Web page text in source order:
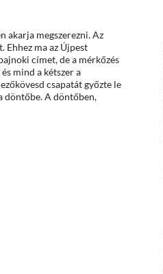
akarja megszerezni. Az
Ehhez ma az Újpest
címet, de a mérkőzés
mind a kétszer a
csapatát győzte le
döntőbe. A döntőben,